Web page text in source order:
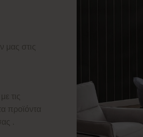
στις
τις
προϊόντα
.